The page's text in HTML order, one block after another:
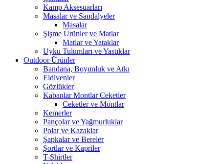
Kamp Aksesuarları
Masalar ve Sandalyeler
Masalar
Şişme Ürünler ve Matlar
Matlar ve Yataklar
Uyku Tulumları ve Yastıklar
Outdoor Ürünler
Bandana, Boyunluk ve Atkı
Eldivenler
Gözlükler
Kabanlar Montlar Ceketler
Ceketler ve Montlar
Kemerler
Pançolar ve Yağmurluklar
Polar ve Kazaklar
Şapkalar ve Bereler
Şortlar ve Kapriler
T-Shirtler